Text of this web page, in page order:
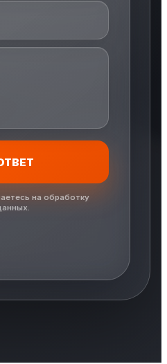
на обработку